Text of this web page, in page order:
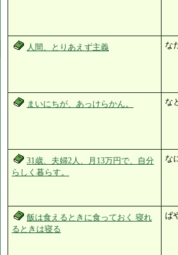
人間、とりあえず主義 な
まいにちが、あっけらかん。 な
31歳、夫婦2人、月13万円で、自分
らしく暮らす。
な
飯は食えるときに食っておく 寝れ
るときは寝る
ぱ